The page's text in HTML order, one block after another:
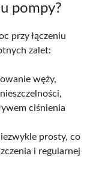
pompy?
przy łączeniu
zalet:
węży,
ciśnienia
prosty, co
i regularnej